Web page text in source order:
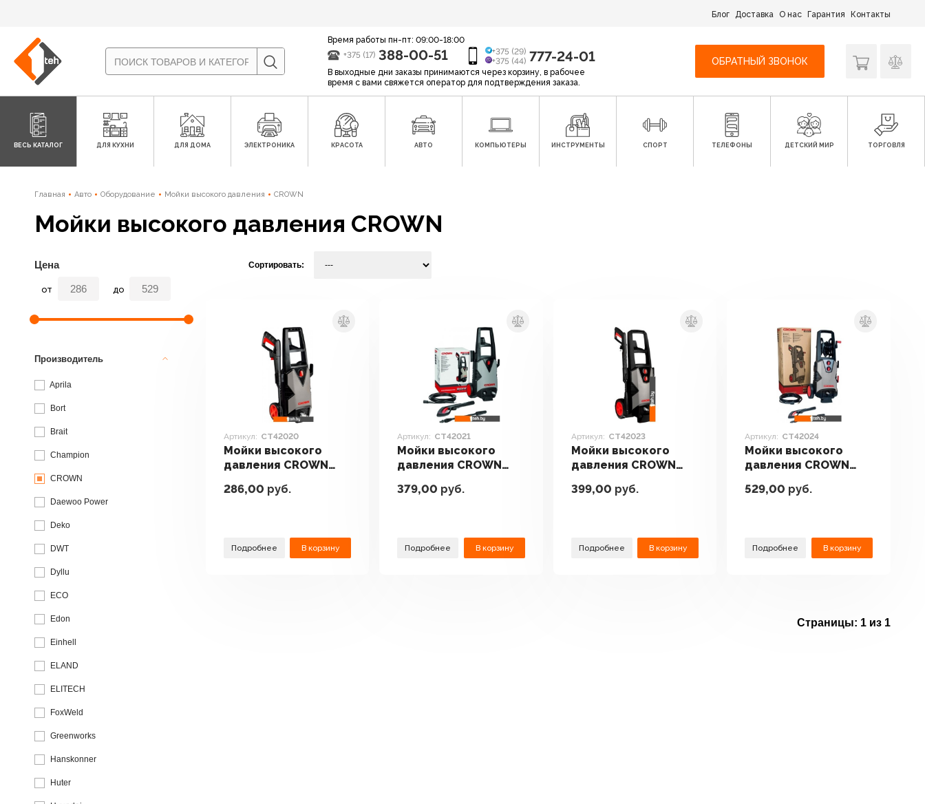
Блог Доставка О нас Гарантия Контакты
Время работы пн-пт: 09:00-18:00
+375 (17) 388-00-51
+375 (29)
+375 (44) 777-24-01
В выходные дни заказы принимаются через корзину, в рабочее
время с вами свяжется оператор для подтверждения заказа.
ОБРАТНЫЙ ЗВОНОК
ВЕСЬ КАТАЛОГ ДЛЯ КУХНИ ДЛЯ ДОМА ЭЛЕКТРОНИКА КРАСОТА АВТО КОМПЬЮТЕРЫ ИНСТРУМЕНТЫ СПОРТ ТЕЛЕФОНЫ ДЕТСКИЙ МИР ТОРГОВЛЯ
Главная Авто Оборудование Мойки высокого давления CROWN
Мойки высокого давления CROWN
Цена
от до
Производитель
Aprila
Bort
Brait
Champion
CROWN
Daewoo Power
Deko
DWT
Dyllu
ECO
Edon
Einhell
ELAND
ELITECH
FoxWeld
Greenworks
Hanskonner
Huter
Сортировать:
Артикул: CT42020
Мойки высокого
давления CROWN
286,00 руб.
Подробнее В корзину
Артикул: CT42021
Мойки высокого
давления CROWN
379,00 руб.
Подробнее В корзину
Артикул: CT42023
Мойки высокого
давления CROWN
399,00 руб.
Подробнее В корзину
Артикул: CT42024
Мойки высокого
давления CROWN
529,00 руб.
Подробнее В корзину
Страницы: 1 из 1